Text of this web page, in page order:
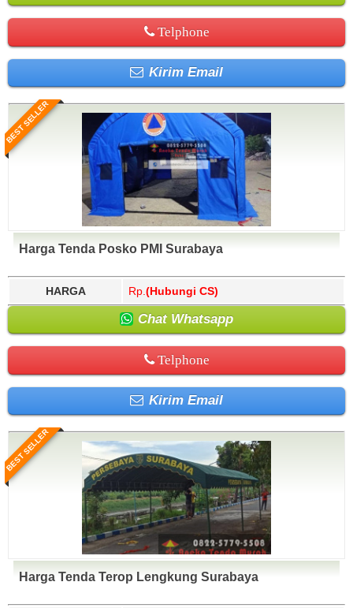
Telphone
Kirim Email
BEST SELLER
Harga Tenda Posko PMI Surabaya
HARGA Rp. (Hubungi CS)
Chat Whatsapp
Telphone
Kirim Email
BEST SELLER
Harga Tenda Terop Lengkung Surabaya